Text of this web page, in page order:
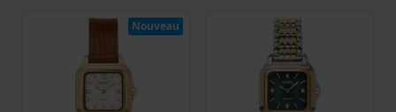
Nouveau